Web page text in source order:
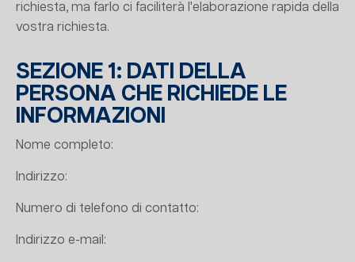
richiesta, ma farlo ci faciliterà l'elaborazione rapida della
vostra richiesta.
SEZIONE 1: DATI DELLA
PERSONA CHE RICHIEDE LE
INFORMAZIONI
Nome completo:
Indirizzo:
Numero di telefono di contatto:
Indirizzo e-mail: